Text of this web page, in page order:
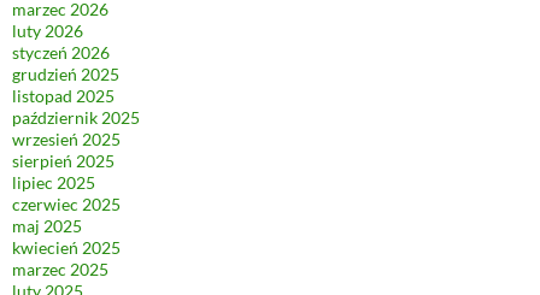
marzec 2026
luty 2026
styczeń 2026
grudzień 2025
listopad 2025
październik 2025
wrzesień 2025
sierpień 2025
lipiec 2025
czerwiec 2025
maj 2025
kwiecień 2025
marzec 2025
luty 2025